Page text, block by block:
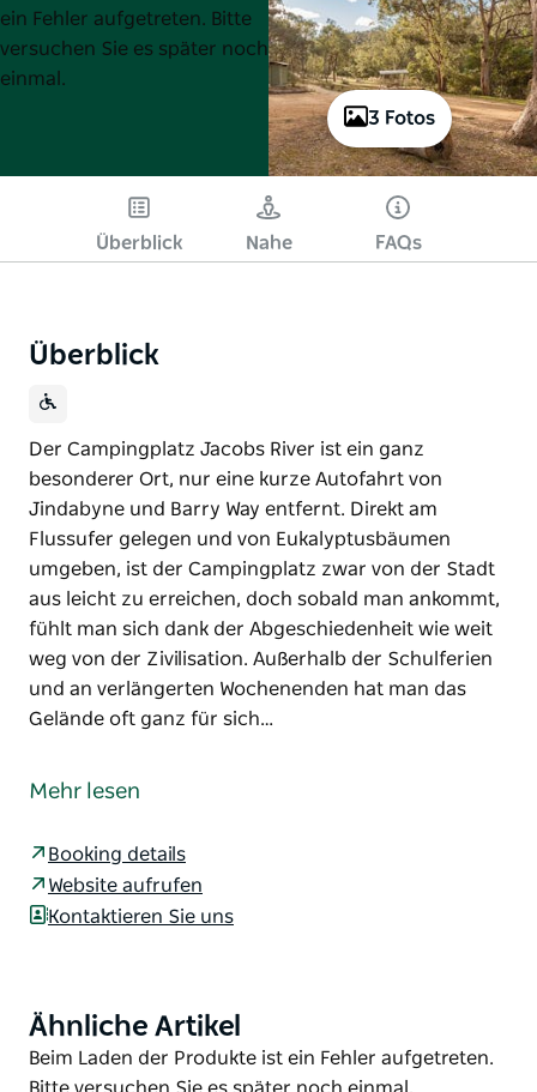
3 Fotos
List
List
ein Fehler aufgetreten. Bitte
versuchen Sie es später noch
einmal.
Überblick Nahe FAQs
Überblick
Der Campingplatz Jacobs River ist ein ganz
besonderer Ort, nur eine kurze Autofahrt von
Jindabyne und Barry Way entfernt. Direkt am
Flussufer gelegen und von Eukalyptusbäumen
umgeben, ist der Campingplatz zwar von der Stadt
aus leicht zu erreichen, doch sobald man ankommt,
fühlt man sich dank der Abgeschiedenheit wie weit
weg von der Zivilisation. Außerhalb der Schulferien
und an verlängerten Wochenenden hat man das
Gelände oft ganz für sich…
besonderer Ort, nur eine kurze Autofahrt von
umgeben, ist der Campingplatz zwar von der Stadt
aus leicht zu erreichen, doch sobald man ankommt,
fühlt man sich dank der Abgeschiedenheit wie weit
Gelände oft ganz für sich allein.
Bringen Sie Ihr Zelt mit und verbringen Sie ein
Mehr lesen
Booking details
Website aufrufen
Kontaktieren Sie uns
Product
List
Ähnliche Artikel
Product
List
Beim Laden der Produkte ist ein Fehler aufgetreten.
Bitte versuchen Sie es später noch einmal.